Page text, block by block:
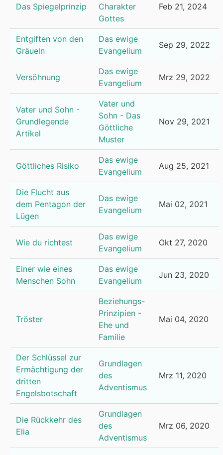
Das Spiegelprinzip
Charakter
Gottes
Feb 21, 2024
Entgiften von den
Gräueln
Das ewige
Evangelium
Sep 29, 2022
Versöhnung
Das ewige
Evangelium
Mrz 29, 2022
Vater und Sohn -
Grundlegende
Artikel
Vater und
Sohn - Das
Göttliche
Muster
Nov 29, 2021
Göttliches Risiko
Das ewige
Evangelium
Aug 25, 2021
Die Flucht aus
dem Pentagon der
Lügen
Das ewige
Evangelium
Mai 02, 2021
Wie du richtest
Das ewige
Evangelium
Okt 27, 2020
Einer wie eines
Menschen Sohn
Das ewige
Evangelium
Jun 23, 2020
Tröster
Beziehungs-
Prinzipien -
Ehe und
Familie
Mai 04, 2020
Der Schlüssel zur
Ermächtigung der
dritten
Engelsbotschaft
Grundlagen
des
Adventismus
Mrz 11, 2020
Die Rückkehr des
Elia
Grundlagen
des
Adventismus
Mrz 06, 2020